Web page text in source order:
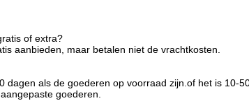
of extra?
aanbieden, maar betalen niet de vrachtkosten.
dagen als de goederen op voorraad zijn.of het is 10-
goederen.